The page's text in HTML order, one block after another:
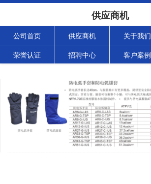
供应商机
公司首页 供应商机 关于我们
荣誉认证 招聘中心 客户案例